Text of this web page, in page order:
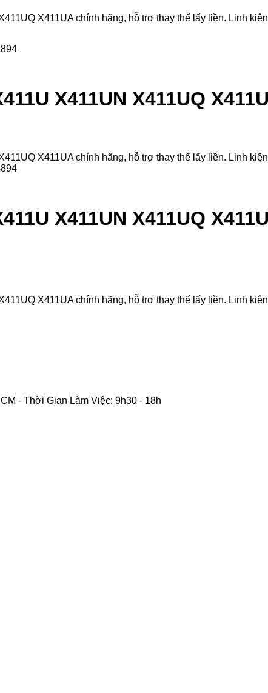
X411UA chính hãng, hỗ trợ thay thế lấy liền. Linh
X411UN X411UQ
X411UA chính hãng, hỗ trợ thay thế lấy liền. Linh
X411UN X411UQ
X411UA chính hãng, hỗ trợ thay thế lấy liền. Linh
- Thời Gian Làm Việc: 9h30 - 18h